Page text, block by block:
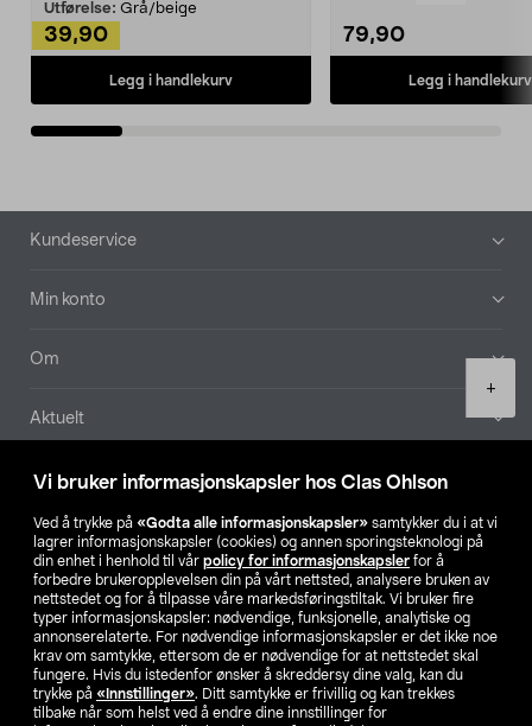
Vi bruker informasjonskapsler hos Clas Ohlson
Ved å trykke på «Godta alle informasjonskapsler» samtykker du i at vi
lagrer informasjonskapsler (cookies) og annen sporingsteknologi på
din enhet i henhold til vår policy for informasjonskapsler for å
forbedre brukeropplevelsen din på vårt nettsted, analysere bruken av
nettstedet og for å tilpasse våre markedsføringstiltak. Vi bruker fire
typer informasjonskapsler: nødvendige, funksjonelle, analytiske og
annonserelaterte. For nødvendige informasjonskapsler er det ikke noe
krav om samtykke, ettersom de er nødvendige for at nettstedet skal
fungere. Hvis du istedenfor ønsker å skreddersy dine valg, kan du
trykke på «Innstillinger». Ditt samtykke er frivillig og kan trekkes
tilbake når som helst ved å endre dine innstillinger for
+
Utførelse: Grå/beige
39,90
Legg i handlekurv
79,90
Legg i handlekurv
Bunntekst
Kundeservice
Min konto
Om
Aktuelt
Våre selskaper
Finn din butikk
SE NO FI